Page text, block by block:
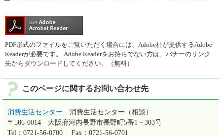
PDF形式のファイルをご覧いただく場合には、Adobe社が提供するAdobe
Readerが必要です。
Adobe Readerをお持ちでない方は、バナーのリンク
先からダウンロードしてください。（無料）
このページに関するお問い合わせ先
消費生活センター
消費生活センター（相談）
〒586-0014
大阪府河内長野市長野町5番1－303号
Tel：0721-56-0700
Fax：0721-56-0701